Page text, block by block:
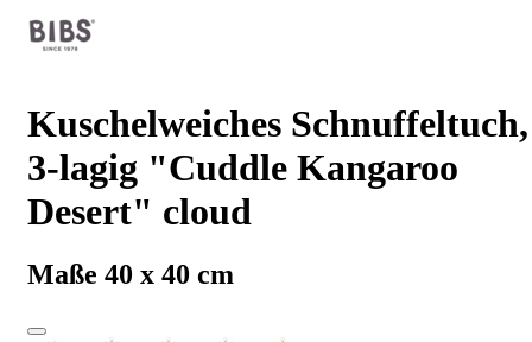
Kuschelweiches Schnuffeltuch,
3-lagig "Cuddle Kangaroo
Desert" cloud
Maße 40 x 40 cm